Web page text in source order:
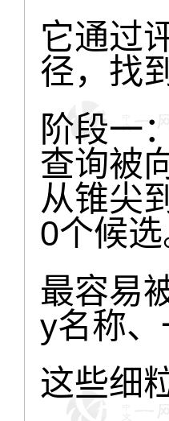
它通过
径，找
阶段一
查询被
从锥尖
0个候选
最容易
y名称
这些细